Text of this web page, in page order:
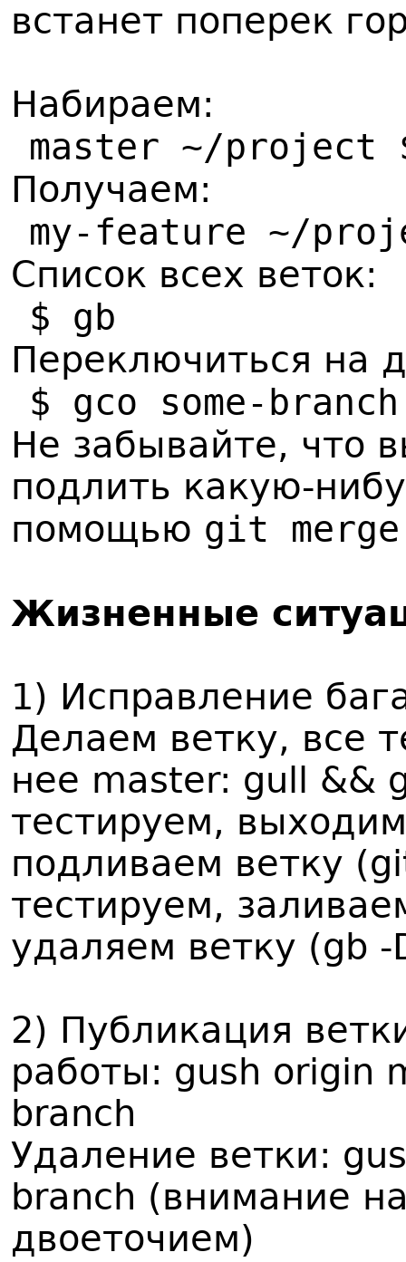
встанет поперек
Набираем:
master ~/project
Получаем:
my-feature ~/
Список всех веток:
$ gb
Переключиться на
$ gco some-branch
Не забывайте, что
подлить какую-
помощью git
Жизненные
1) Исправление
Делаем ветку, все
нее master: gull &&
тестируем,
подливаем ветку
тестируем,
удаляем ветку (gb
2) Публикация
работы: gush origin
branch
Удаление ветки:
branch (внимание
двоеточием)